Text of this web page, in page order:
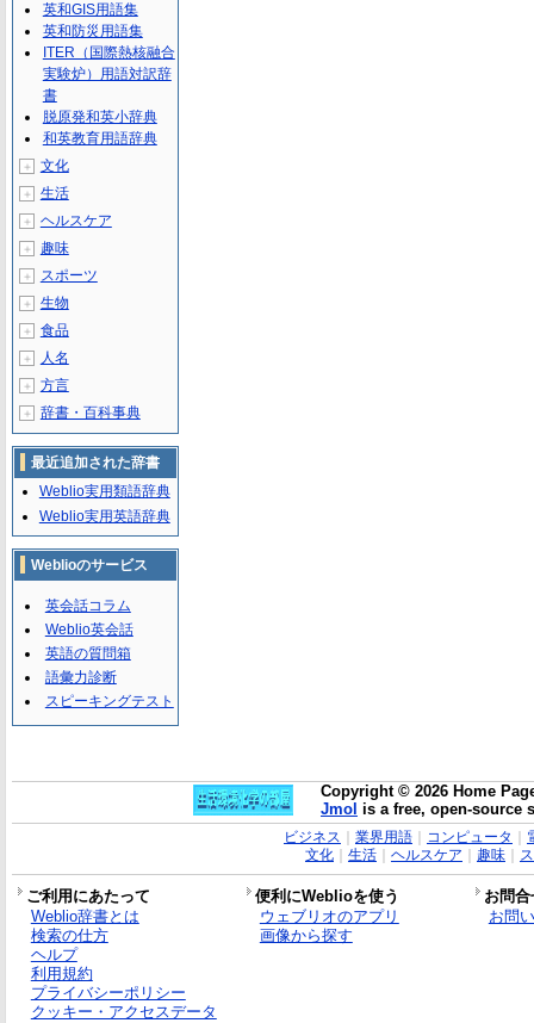
英和GIS用語集
英和防災用語集
ITER（国際熱核融合
実験炉）用語対訳辞
書
脱原発和英小辞典
和英教育用語辞典
＋ 文化
＋ 生活
＋ ヘルスケア
＋ 趣味
＋ スポーツ
＋ 生物
＋ 食品
＋ 人名
＋ 方言
＋ 辞書・百科事典
最近追加された辞書
Weblio実用類語辞典
Weblio実用英語辞典
Weblioのサービス
英会話コラム
Weblio英会話
英語の質問箱
語彙力診断
スピーキングテスト
Copyright © 2026 Home
Jmol is a free, open-source
ビジネス 業界用語｜ コンピュータ
文化｜ 生活｜ ヘルスケア 趣味｜
ご利用にあたって 便利にWeblioを使う
お問
Weblio辞書とは
検索の仕方
ヘルプ
利用規約
プライバシーポリシー
クッキー・アクセスデータ
ウェブリオのアプリ
画像から探す
お問